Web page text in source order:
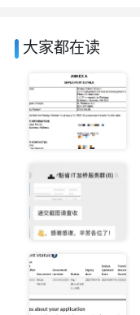
大家都在读